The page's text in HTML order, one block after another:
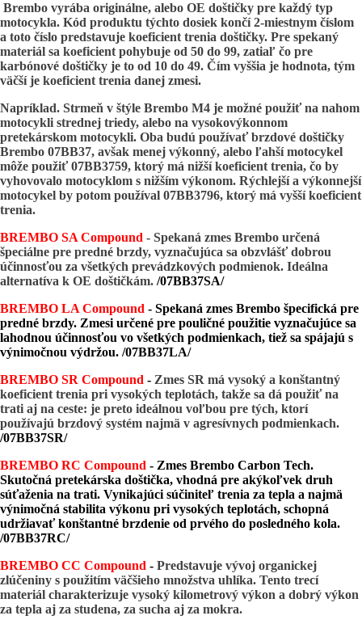
Brembo vyrába originálne, alebo OE doštičky pre každý typ
motocykla. Kód produktu týchto dosiek končí 2-miestnym číslom
a toto číslo predstavuje koeficient trenia doštičky. Pre spekaný
materiál sa koeficient pohybuje od 50 do 99, zatiaľ čo pre
karbónové doštičky je to od 10 do 49. Čím vyššia je hodnota, tým
väčší je koeficient trenia danej zmesi.
Napríklad. Strmeň v štýle Brembo M4 je možné použiť na nahom
motocykli strednej triedy, alebo na vysokovýkonnom
pretekárskom motocykli. Oba budú používať brzdové doštičky
Brembo 07BB37, avšak menej výkonný, alebo ľahší motocykel
môže použiť 07BB3759, ktorý má nižší koeficient trenia, čo by
vyhovovalo motocyklom s nižším výkonom. Rýchlejší a výkonnejší
motocykel by potom používal 07BB3796, ktorý má vyšší koeficient
trenia.
BREMBO SA Compound - Spekaná zmes Brembo určená
špeciálne pre predné brzdy, vyznačujúca sa obzvlášť dobrou
účinnosťou za všetkých prevádzkových podmienok. Ideálna
alternatíva k OE doštičkám. /07BB37SA/
BREMBO LA Compound - Spekaná zmes Brembo špecifická pre
predné brzdy. Zmesi určené pre pouličné použitie vyznačujúce sa
lahodnou účinnosťou vo všetkých podmienkach, tiež sa spájajú s
výnimočnou výdržou. /07BB37LA/
BREMBO SR Compound - Zmes SR má vysoký a konštantný
koeficient trenia pri vysokých teplotách, takže sa dá použiť na
trati aj na ceste: je preto ideálnou voľbou pre tých, ktorí
používajú brzdový systém najmä v agresívnych podmienkach.
/07BB37SR/
BREMBO RC Compound - Zmes Brembo Carbon Tech.
Skutočná pretekárska doštička, vhodná pre akýkoľvek druh
súťaženia na trati. Vynikajúci súčiniteľ trenia za tepla a najmä
výnimočná stabilita výkonu pri vysokých teplotách, schopná
udržiavať konštantné brzdenie od prvého do posledného kola.
/07BB37RC/
BREMBO CC Compound - Predstavuje vývoj organickej
zlúčeniny s použitím väčšieho množstva uhlíka. Tento trecí
materiál charakterizuje vysoký kilometrový výkon a dobrý výkon
za tepla aj za studena, za sucha aj za mokra.